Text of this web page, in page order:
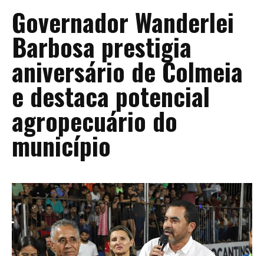
Governador Wanderlei
Barbosa prestigia
aniversário de Colmeia
e destaca potencial
agropecuário do
município